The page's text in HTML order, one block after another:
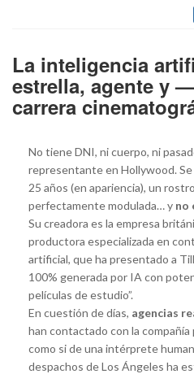
La inteligencia
estrella, agente y
carrera
No tiene DNI, ni cuerpo, ni
representante en Hollywood. Se
25 años (en apariencia), un
perfectamente modulada… y no
Su creadora es la empresa
productora especializada en
artificial, que ha presentado a
100% generada por IA con
películas de estudio”.
En cuestión de días, agencias
han contactado con la
como si de una intérprete
despachos de Los Ángeles ha